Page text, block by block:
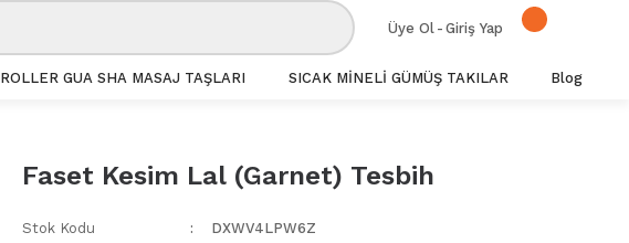
Üye Ol - Giriş Yap
ROLLER GUA SHA MASAJ TAŞLARI SICAK MİNELİ GÜMÜŞ TAKILAR Blog
Faset Kesim Lal (Garnet) Tesbih
Stok Kodu DXWV4LPW6Z